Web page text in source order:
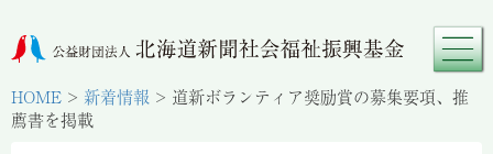
HOME > 新着情報 > 道新ボランティア奨励賞の募集要項、推
薦書を掲載